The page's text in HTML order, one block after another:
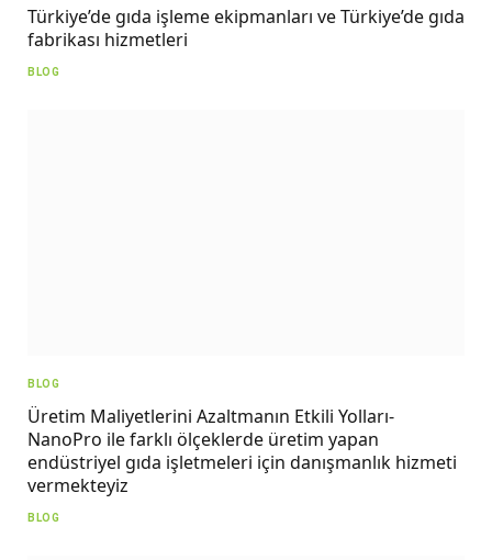
Türkiye’de gıda işleme ekipmanları ve Türkiye’de gıda
fabrikası hizmetleri
BLOG
BLOG
Üretim Maliyetlerini Azaltmanın Etkili Yolları-
NanoPro ile farklı ölçeklerde üretim yapan
endüstriyel gıda işletmeleri için danışmanlık hizmeti
vermekteyiz
BLOG